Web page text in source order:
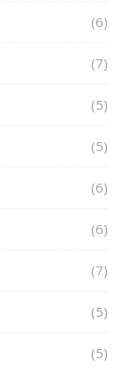
(6)
(7)
(5)
(5)
(6)
(6)
(7)
(5)
(5)